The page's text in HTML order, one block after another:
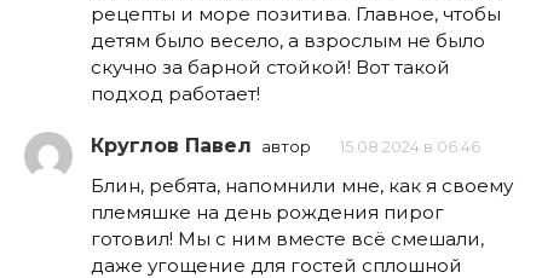
рецепты и море позитива. Главное, чтобы
детям было весело, а взрослым не было
скучно за барной стойкой! Вот такой
подход работает!
Круглов Павел автор 15.08.2024 в 06:46
Блин, ребята, напомнили мне, как я своему
племяшке на день рождения пирог
готовил! Мы с ним вместе всё смешали,
даже угощение для гостей сплошной